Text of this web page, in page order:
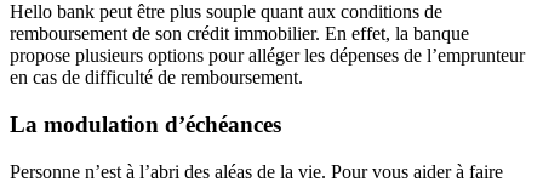
Hello bank peut être plus souple quant aux conditions de
remboursement de son crédit immobilier. En effet, la banque
propose plusieurs options pour alléger les dépenses de l’emprunteur
en cas de difficulté de remboursement.
La modulation d’échéances
Personne n’est à l’abri des aléas de la vie. Pour vous aider à faire